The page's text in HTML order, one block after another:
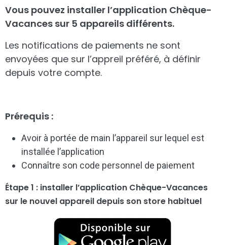
Vous pouvez installer l’application Chèque-
Vacances sur 5 appareils différents.
Les notifications de paiements ne sont
envoyées que sur l’appreil préféré, à définir
depuis votre compte.
Prérequis :
Avoir à portée de main l’appareil sur lequel est
installée l’application
Connaître son code personnel de paiement
Étape 1 : installer l’application Chèque-Vacances
sur le nouvel appareil depuis son store habituel